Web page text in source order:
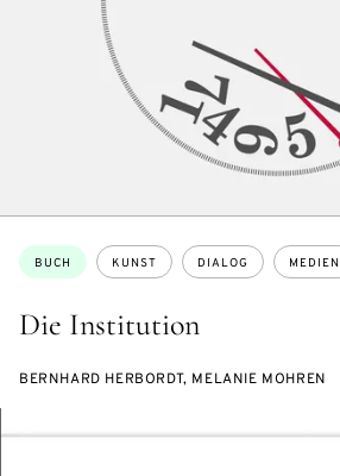
Die Institution
Themen:
BUCH KUNST DIALOG MEDIEN
BERNHARD HERBORDT, MELANIE MOHREN